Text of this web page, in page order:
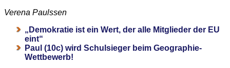
Verena Paulssen
„Demokratie ist ein Wert, der alle Mitglieder der EU
eint“
Paul (10c) wird Schulsieger beim Geographie-
Wettbewerb!